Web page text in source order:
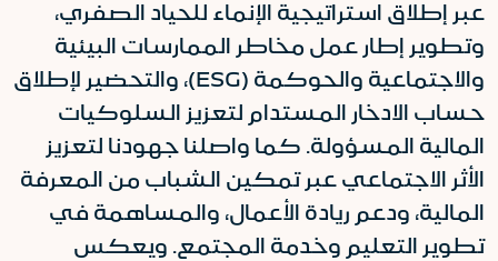
عبر إطلاق استراتيجية الإنماء للحياد الصفري،
وتطوير إطار عمل مخاطر الممارسات البيئية
والاجتماعية والحوكمة (ESG)، والتحضير لإطلاق
حساب الادخار المستدام لتعزيز السلوكيات
المالية المسؤولة. كما واصلنا جهودنا لتعزيز
الأثر الاجتماعي عبر تمكين الشباب من المعرفة
المالية، ودعم ريادة الأعمال، والمساهمة في
تطوير التعليم وخدمة المجتمع. ويعكس